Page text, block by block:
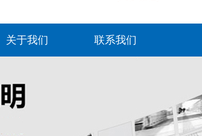
关于我们 联系我们